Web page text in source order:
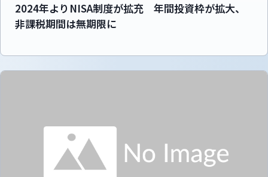
2024年よりNISA制度が拡充 年間投資枠が拡大、
非課税期間は無期限に